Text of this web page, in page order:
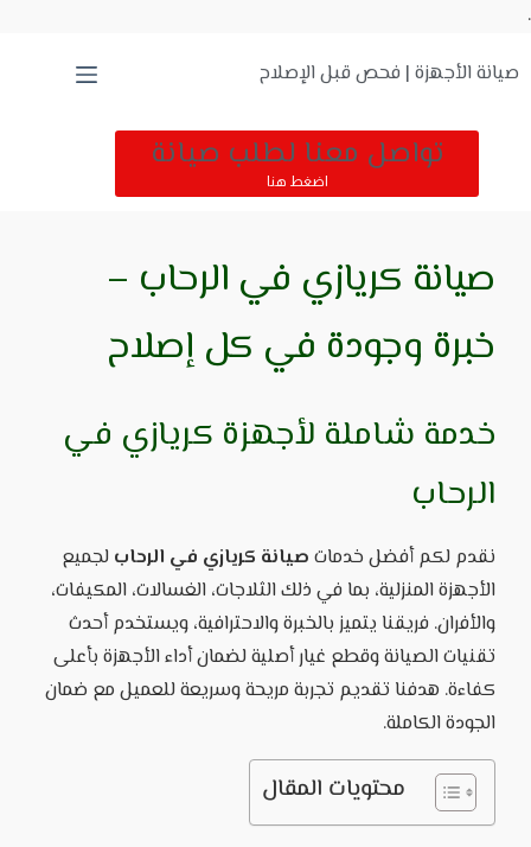
.
صيانة الأجهزة | فحص قبل الإصلاح
تواصل معنا لطلب صيانة
اضغط هنا
صيانة كريازي في الرحاب –
خبرة وجودة في كل إصلاح
خدمة شاملة لأجهزة كريازي في
الرحاب
نقدم لكم أفضل خدمات صيانة كريازي في الرحاب لجميع
الأجهزة المنزلية، بما في ذلك الثلاجات، الغسالات، المكيفات،
والأفران. فريقنا يتميز بالخبرة والاحترافية، ويستخدم أحدث
تقنيات الصيانة وقطع غيار أصلية لضمان أداء الأجهزة بأعلى
كفاءة. هدفنا تقديم تجربة مريحة وسريعة للعميل مع ضمان
الجودة الكاملة.
محتويات المقال